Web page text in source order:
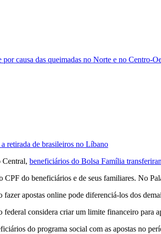
causa das queimadas no Norte e no Centro-
retirada de brasileiros no Líbano
Central, beneficiários do Bolsa Família
do beneficiários e de seus familiares. No
apostas online pode diferenciá-los dos
considera criar um limite financeiro para
do programa social com as apostas no